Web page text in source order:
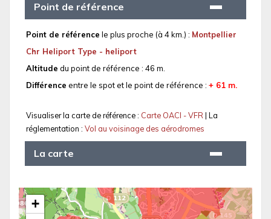
Point de référence
Point de référence le plus proche (à 4 km.) : Montpellier
Chr Heliport Type - heliport
Altitude du point de référence : 46 m.
Différence entre le spot et le point de référence : + 61 m.
Visualiser la carte de référence : Carte OACI - VFR| La
réglementation : Vol au voisinage des aérodromes
La carte